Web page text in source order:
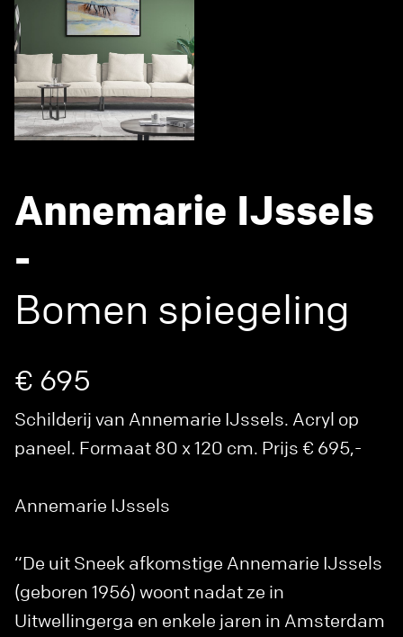
Annemarie IJssels
-
Bomen spiegeling
€ 695
Schilderij van Annemarie IJssels. Acryl op
paneel. Formaat 80 x 120 cm. Prijs € 695,-
Annemarie IJssels
“De uit Sneek afkomstige Annemarie IJssels
(geboren 1956) woont nadat ze in
Uitwellingerga en enkele jaren in Amsterdam